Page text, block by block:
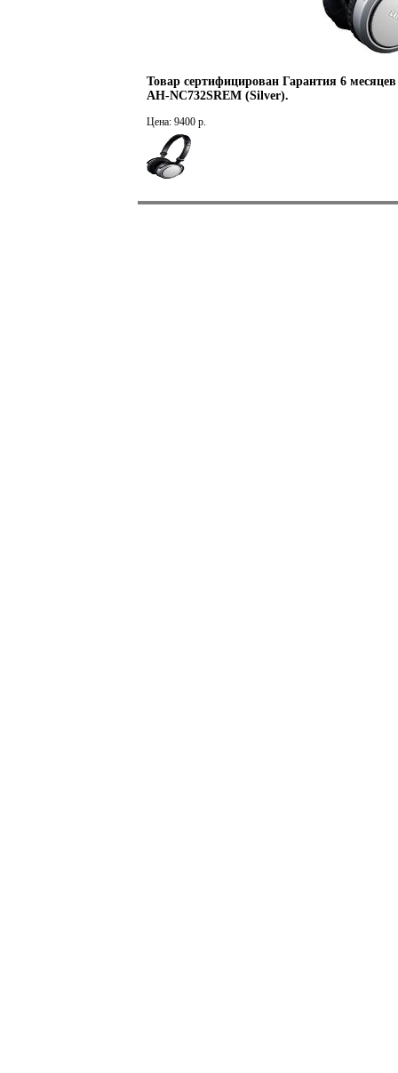
Товар сертифицирован Гарантия 6
AH-NC732SREM (Silver).
Цена: 9400 р.